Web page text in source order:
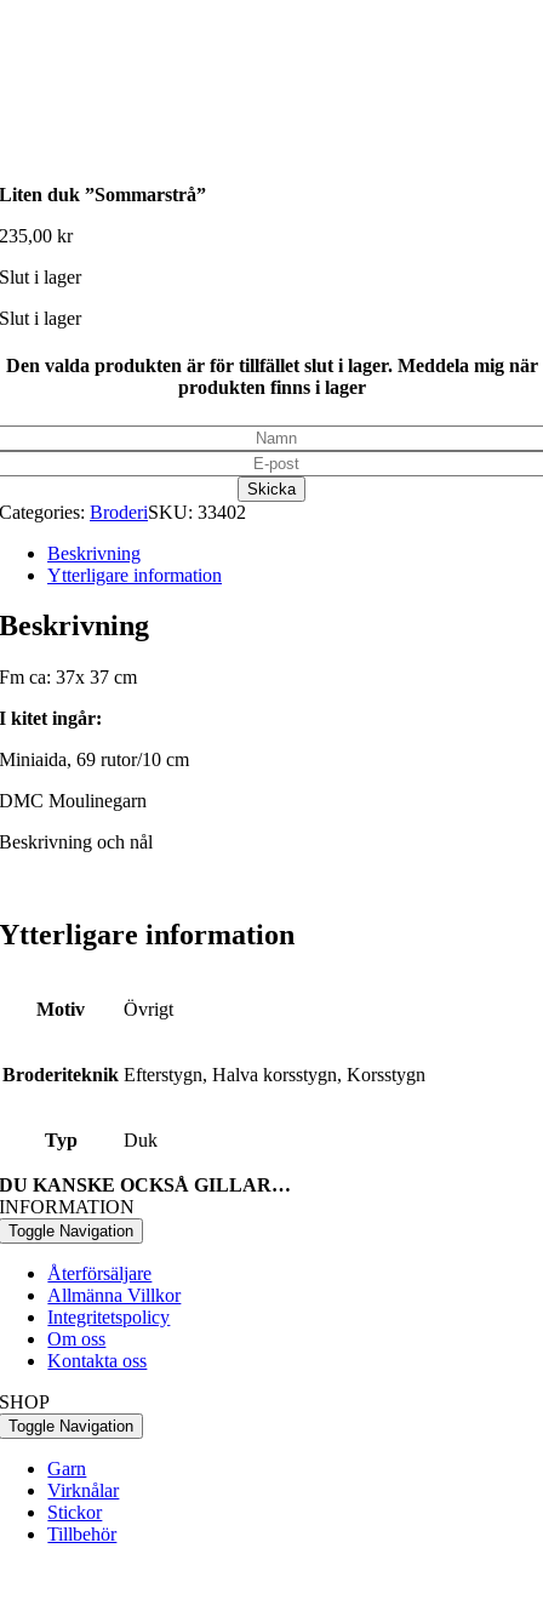
Liten duk ”Sommarstrå”
235,00kr
Slut i lager
Slut i lager
Den valda produkten är för tillfället slut i lager. Meddela mig när
produkten finns i lager
Categories:BroderiSKU:33402
Beskrivning
Ytterligare information
Beskrivning
Fm ca: 37x 37 cm
I kitet ingår:
Miniaida, 69 rutor/10 cm
DMC Moulinegarn
Beskrivning och nål
Ytterligare information
Motiv Övrigt
Broderiteknik Efterstygn, Halva korsstygn, Korsstygn
Typ Duk
DU KANSKE OCKSÅ GILLAR…
INFORMATION
Toggle Navigation
Återförsäljare
Allmänna Villkor
Integritetspolicy
Om oss
Kontakta oss
SHOP
Toggle Navigation
Garn
Virknålar
Stickor
Tillbehör